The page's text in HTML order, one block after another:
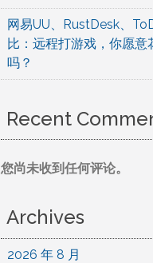
网易UU、RustDesk、
比：远程打游戏，你愿意
吗？
Recent
您尚未收到任何评论。
Archives
2026 年 8 月